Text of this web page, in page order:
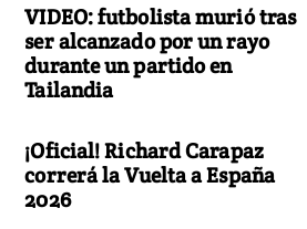
VIDEO: futbolista murió tras
ser alcanzado por un rayo
durante un partido en
Tailandia
¡Oficial! Richard Carapaz
correrá la Vuelta a España
2026